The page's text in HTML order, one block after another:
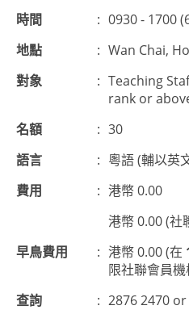
時間
: 0930 - 1700
地點
: Wan Chai,
對象
: Teaching
rank or
名額
: 30
語言
: 粵語 (輔以英
費用
: 港幣 0.00
港幣 0.00 (社
早鳥費用
: 港幣 0.00 (在
限社聯會員
查詢
: 2876 2470 or